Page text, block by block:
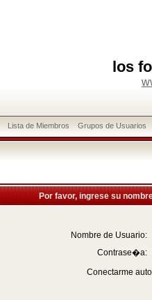
los
Lista de Miembros Grupos de Usuarios
Por favor, ingrese su
Nombre de Usuario:
Contrase�a:
Conectarme